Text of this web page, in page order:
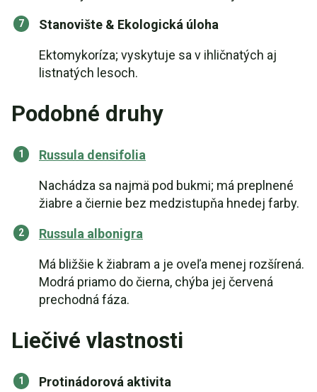
Stanovište & Ekologická úloha
Ektomykoríza; vyskytuje sa v ihličnatých aj
listnatých lesoch.
Podobné druhy
Russula densifolia
Nachádza sa najmä pod bukmi; má preplnené
žiabre a čiernie bez medzistupňa hnedej farby.
Russula albonigra
Má bližšie k žiabram a je oveľa menej rozšírená.
Modrá priamo do čierna, chýba jej červená
prechodná fáza.
Liečivé vlastnosti
Protinádorová aktivita